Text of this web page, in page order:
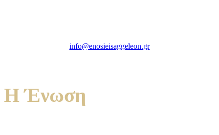
info@enosieisaggeleon.gr
Η Ένωση